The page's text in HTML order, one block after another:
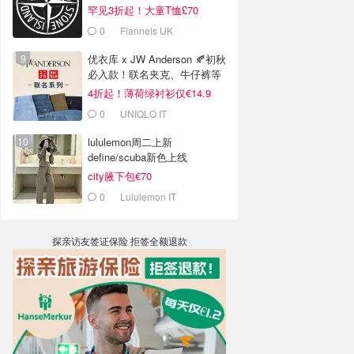
罕见3折起！大童T恤£70
0 Flannels UK
优衣库 x JW Anderson 🍂初秋
必入款！联名夹克、牛仔裤等
4折起！薄荷绿衬衫仅€14.9
0 UNIQLO IT
lululemon周二上新
define/scuba新色上线
city腋下包€70
0 Lululemon IT
探亲访友签证保险 拒签全额退款